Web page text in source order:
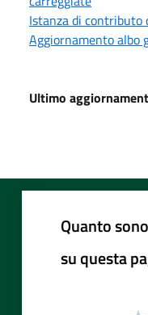
Istanza di contributo
Aggiornamento albo
Ultimo
Quanto
su questa